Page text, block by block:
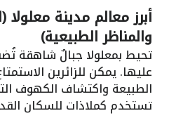
أبرز معالم مدينة معلولا
والمناظر الطبيعية)
تحيط بمعلولا جبالٌ شاهقة
عليها. يمكن للزائرين
الطبيعة واكتشاف الكهوف
تستخدم كملاذات للسكان